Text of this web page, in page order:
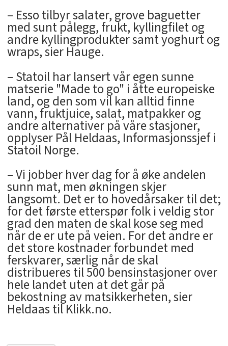
– Esso tilbyr salater, grove baguetter
med sunt pålegg, frukt, kyllingfilet og
andre kyllingprodukter samt yoghurt og
wraps, sier Hauge.
– Statoil har lansert vår egen sunne
matserie "Made to go" i åtte europeiske
land, og den som vil kan alltid finne
vann, fruktjuice, salat, matpakker og
andre alternativer på våre stasjoner,
opplyser Pål Heldaas, Informasjonssjef i
Statoil Norge.
– Vi jobber hver dag for å øke andelen
sunn mat, men økningen skjer
langsomt. Det er to hovedårsaker til det;
for det første etterspør folk i veldig stor
grad den maten de skal kose seg med
når de er ute på veien. For det andre er
det store kostnader forbundet med
ferskvarer, særlig når de skal
distribueres til 500 bensinstasjoner over
hele landet uten at det går på
bekostning av matsikkerheten, sier
Heldaas til Klikk.no.